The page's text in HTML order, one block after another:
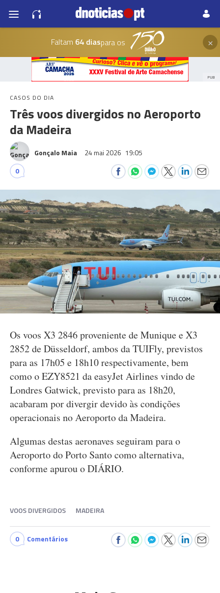
Faltam 64 diaspara os ×
PUB
CASOS DO DIA
Três voos divergidos no Aeroporto
da Madeira
Gonçalo Maia 24 mai 2026 19:05
0
Os voos X3 2846 proveniente de Munique e X3
2852 de Düsseldorf, ambos da TUIFly, previstos
para as 17h05 e 18h10 respectivamente, bem
como o EZY8521 da easyJet Airlines vindo de
Londres Gatwick, previsto para as 18h20,
acabaram por divergir devido às condições
operacionais no Aeroporto da Madeira.
Algumas destas aeronaves seguiram para o
Aeroporto do Porto Santo como alternativa,
conforme apurou o DIÁRIO.
VOOS DIVERGIDOS MADEIRA
0 Comentários